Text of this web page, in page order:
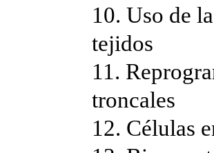
10. Uso de
tejidos
11.
troncales
12. Células